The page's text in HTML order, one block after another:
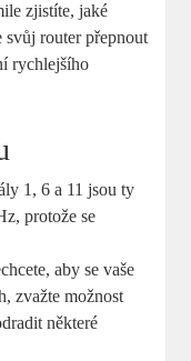
zjistíte, jaké
svůj router přepnout
rychlejšího
1, 6 a 11 jsou ty
protože se
aby se vaše
zvažte možnost
některé